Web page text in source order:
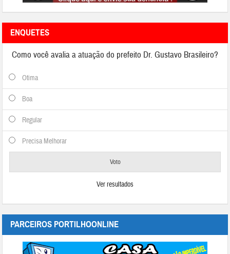
ENQUETES
Como você avalia a atuação do prefeito Dr. Gustavo Brasileiro?
Otima
Boa
Regular
Precisa Melhorar
Ver resultados
PARCEIROS PORTILHOONLINE